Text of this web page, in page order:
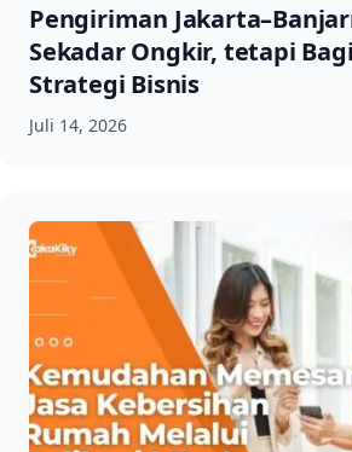
Pengiriman
Sekadar Ongkir, tetapi
Strategi Bisnis
Juli 14, 2026